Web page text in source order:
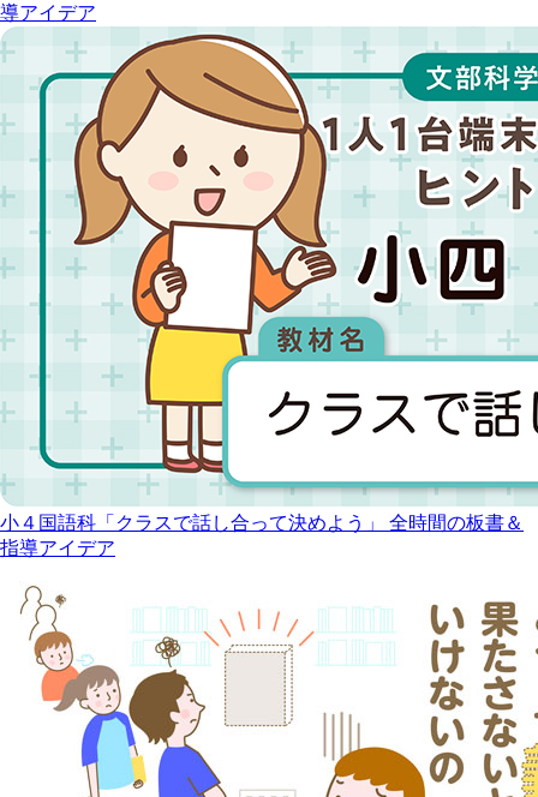
導アイデア
小４国語科「クラスで話し合って決めよう」 全時間の板書＆
指導アイデア